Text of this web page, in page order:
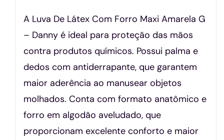
A Luva De Látex Com Forro Maxi Amarela G
– Danny é ideal para proteção das mãos
contra produtos químicos. Possui palma e
dedos com antiderrapante, que garantem
maior aderência ao manusear objetos
molhados. Conta com formato anatômico e
forro em algodão aveludado, que
proporcionam excelente conforto e maior